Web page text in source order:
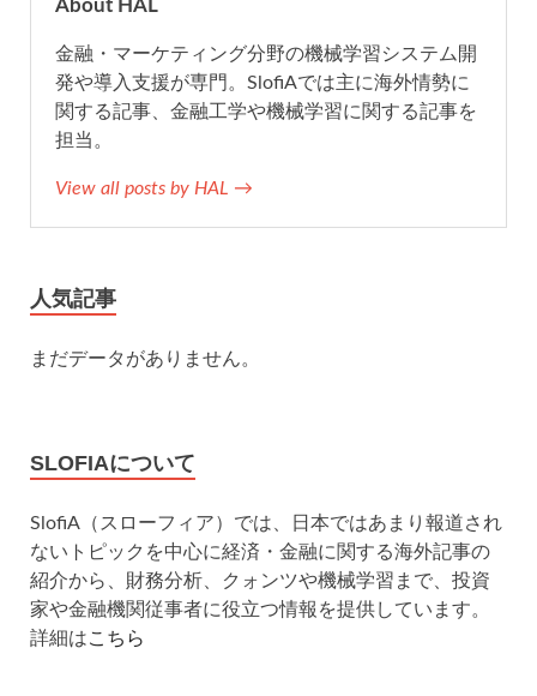
k
About HAL
金融・マーケティング分野の機械学習システム開
発や導入支援が専門。SlofiAでは主に海外情勢に
関する記事、金融工学や機械学習に関する記事を
担当。
View all posts by HAL →
人気記事
まだデータがありません。
SLOFIAについて
SlofiA（スローフィア）では、日本ではあまり報道され
ないトピックを中心に経済・金融に関する海外記事の
紹介から、財務分析、クォンツや機械学習まで、投資
家や金融機関従事者に役立つ情報を提供しています。
詳細はこちら